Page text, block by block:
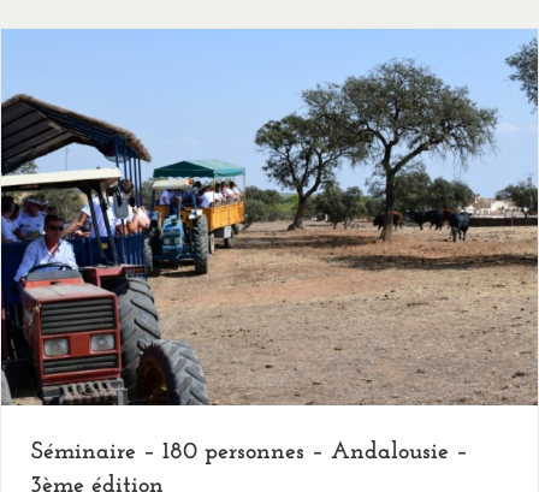
Séminaire – 180 personnes – Andalousie –
3ème édition